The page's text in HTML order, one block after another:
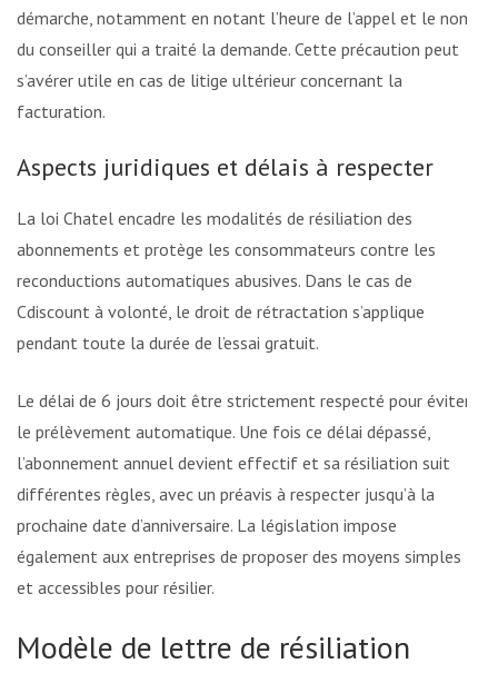
démarche, notamment en notant l’heure de l’appel et le nom
du conseiller qui a traité la demande. Cette précaution peut
s’avérer utile en cas de litige ultérieur concernant la
facturation.
Aspects juridiques et délais à respecter
La loi Chatel encadre les modalités de résiliation des
abonnements et protège les consommateurs contre les
reconductions automatiques abusives. Dans le cas de
Cdiscount à volonté, le droit de rétractation s’applique
pendant toute la durée de l’essai gratuit.
Le délai de 6 jours doit être strictement respecté pour éviter
le prélèvement automatique. Une fois ce délai dépassé,
l’abonnement annuel devient effectif et sa résiliation suit
différentes règles, avec un préavis à respecter jusqu’à la
prochaine date d’anniversaire. La législation impose
également aux entreprises de proposer des moyens simples
et accessibles pour résilier.
Modèle de lettre de résiliation